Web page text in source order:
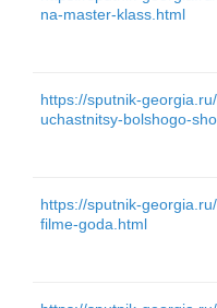
na-master-klass.html
https://sputnik-
uchastnitsy-bolshogo-
https://sputnik-
filme-goda.html